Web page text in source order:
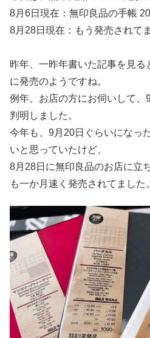
8月6日現在：無印良品の手帳
8月28日現在：もう発売されて
昨年、一昨年書いた記事を見
に発売のようですね。
例年、お店の方にお伺いして
判明しました。
今年も、9月20日ぐらいになっ
いと思っていたけど、
8月28日に無印良品のお店に立
も一か月速く発売されてました。